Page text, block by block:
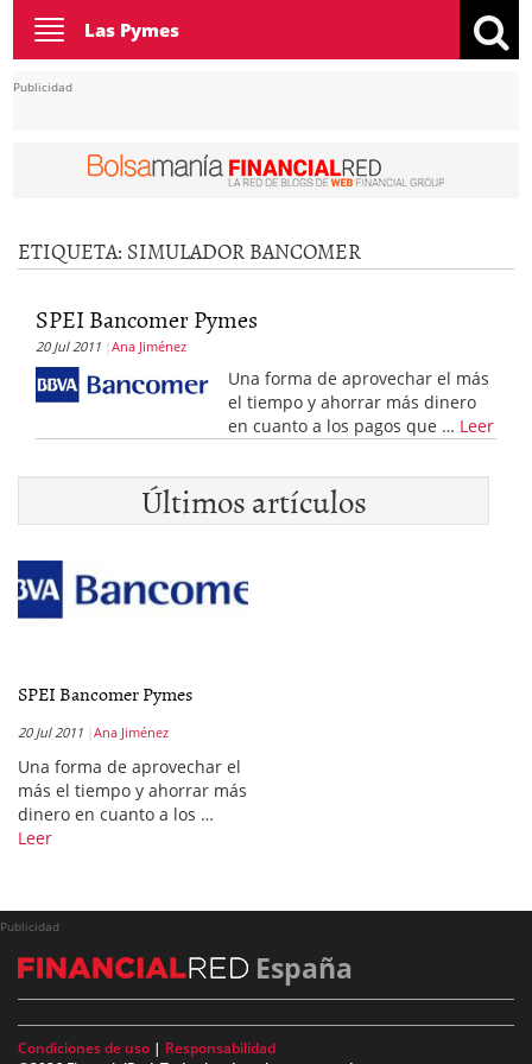
Toggle
navigation
Las Pymes
Publicidad
ETIQUETA: SIMULADOR BANCOMER
SPEI Bancomer Pymes
20 Jul 2011 Ana Jiménez
Una forma de aprovechar el más
el tiempo y ahorrar más dinero
en cuanto a los pagos que … Leer
Últimos artículos
SPEI Bancomer Pymes
20 Jul 2011 Ana Jiménez
Una forma de aprovechar el
más el tiempo y ahorrar más
dinero en cuanto a los …
Leer
Publicidad
España
Condiciones de uso | Responsabilidad